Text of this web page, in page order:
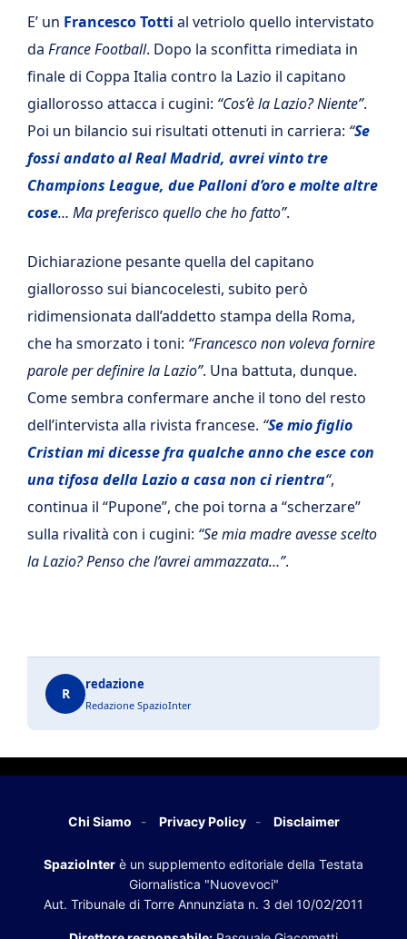
E’ un Francesco Totti al vetriolo quello intervistato
da France Football. Dopo la sconfitta rimediata in
finale di Coppa Italia contro la Lazio il capitano
giallorosso attacca i cugini: “Cos’è la Lazio? Niente”.
Poi un bilancio sui risultati ottenuti in carriera: “Se
fossi andato al Real Madrid, avrei vinto tre
Champions League, due Palloni d’oro e molte altre
cose… Ma preferisco quello che ho fatto”.
Dichiarazione pesante quella del capitano
giallorosso sui biancocelesti, subito però
ridimensionata dall’addetto stampa della Roma,
che ha smorzato i toni: “Francesco non voleva fornire
parole per definire la Lazio”. Una battuta, dunque.
Come sembra confermare anche il tono del resto
dell’intervista alla rivista francese. “Se mio figlio
Cristian mi dicesse fra qualche anno che esce con
una tifosa della Lazio a casa non ci rientra“,
continua il “Pupone”, che poi torna a “scherzare”
sulla rivalità con i cugini: “Se mia madre avesse scelto
la Lazio? Penso che l’avrei ammazzata…”.
R
redazione
Redazione SpazioInter
Chi Siamo Privacy Policy Disclaimer
SpazioInter è un supplemento editoriale della Testata
Giornalistica "Nuovevoci"
Aut. Tribunale di Torre Annunziata n. 3 del 10/02/2011